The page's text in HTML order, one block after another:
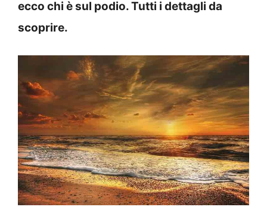
ecco chi è sul podio. Tutti i dettagli da
scoprire.